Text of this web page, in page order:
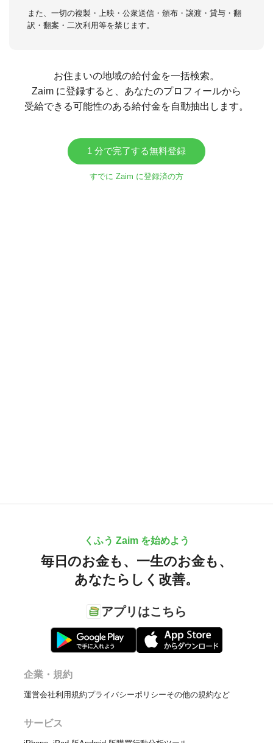
また、一切の複製・上映・公衆送信・頒布・譲渡・貸与・翻
訳・翻案・二次利用等を禁じます。
お住まいの地域の給付金を一括検索。
Zaim に登録すると、あなたのプロフィールから
受給できる可能性のある給付金を自動抽出します。
1 分で完了する無料登録
すでに Zaim に登録済の方
くふう Zaim を始めよう
毎日のお金も、 一生のお金も、
あなたらしく改善。
アプリはこちら
企業・規約
運営会社利用規約プライバシーポリシーその他の規約など
サービス